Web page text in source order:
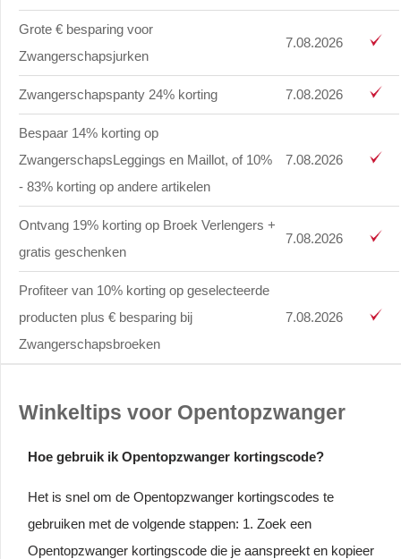
Grote € besparing voor
Zwangerschapsjurken
7.08.2026
Zwangerschapspanty 24% korting 7.08.2026
Bespaar 14% korting op
ZwangerschapsLeggings en Maillot, of 10%
- 83% korting op andere artikelen
7.08.2026
Ontvang 19% korting op Broek Verlengers +
gratis geschenken
7.08.2026
Profiteer van 10% korting op geselecteerde
producten plus € besparing bij
Zwangerschapsbroeken
7.08.2026
Winkeltips voor Opentopzwanger
Hoe gebruik ik Opentopzwanger kortingscode?
Het is snel om de Opentopzwanger kortingscodes te
gebruiken met de volgende stappen: 1. Zoek een
Opentopzwanger kortingscode die je aanspreekt en kopieer